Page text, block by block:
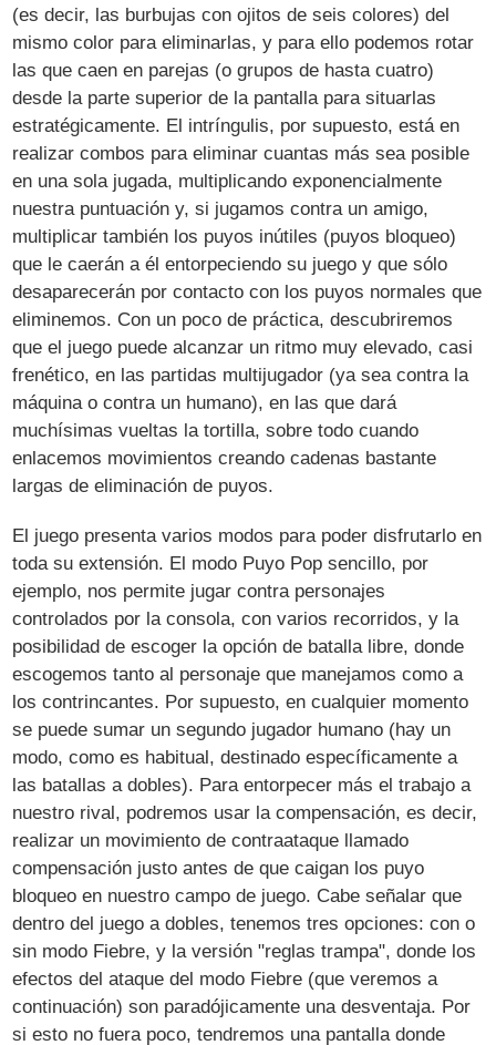
(es decir, las burbujas con ojitos de seis colores) del
mismo color para eliminarlas, y para ello podemos rotar
las que caen en parejas (o grupos de hasta cuatro)
desde la parte superior de la pantalla para situarlas
estratégicamente. El intríngulis, por supuesto, está en
realizar combos para eliminar cuantas más sea posible
en una sola jugada, multiplicando exponencialmente
nuestra puntuación y, si jugamos contra un amigo,
multiplicar también los puyos inútiles (puyos bloqueo)
que le caerán a él entorpeciendo su juego y que sólo
desaparecerán por contacto con los puyos normales que
eliminemos. Con un poco de práctica, descubriremos
que el juego puede alcanzar un ritmo muy elevado, casi
frenético, en las partidas multijugador (ya sea contra la
máquina o contra un humano), en las que dará
muchísimas vueltas la tortilla, sobre todo cuando
enlacemos movimientos creando cadenas bastante
largas de eliminación de puyos.
El juego presenta varios modos para poder disfrutarlo en
toda su extensión. El modo Puyo Pop sencillo, por
ejemplo, nos permite jugar contra personajes
controlados por la consola, con varios recorridos, y la
posibilidad de escoger la opción de batalla libre, donde
escogemos tanto al personaje que manejamos como a
los contrincantes. Por supuesto, en cualquier momento
se puede sumar un segundo jugador humano (hay un
modo, como es habitual, destinado específicamente a
las batallas a dobles). Para entorpecer más el trabajo a
nuestro rival, podremos usar la compensación, es decir,
realizar un movimiento de contraataque llamado
compensación justo antes de que caigan los puyo
bloqueo en nuestro campo de juego. Cabe señalar que
dentro del juego a dobles, tenemos tres opciones: con o
sin modo Fiebre, y la versión "reglas trampa", donde los
efectos del ataque del modo Fiebre (que veremos a
continuación) son paradójicamente una desventaja. Por
si esto no fuera poco, tendremos una pantalla donde